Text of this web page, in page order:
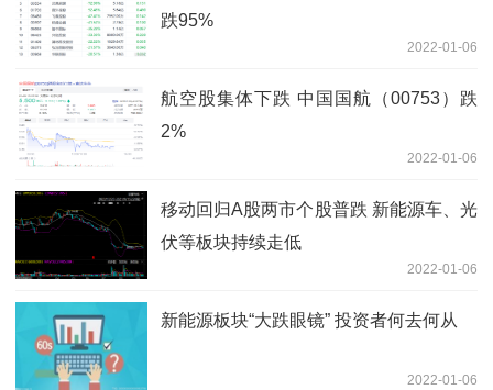
跌95%
2022-01-06
航空股集体下跌 中国国航（00753）跌
2%
2022-01-06
移动回归A股两市个股普跌 新能源车、光
伏等板块持续走低
2022-01-06
新能源板块“大跌眼镜” 投资者何去何从
2022-01-06